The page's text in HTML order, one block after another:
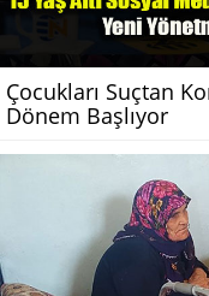
Çocukları Suçtan
Dönem Başlıyor